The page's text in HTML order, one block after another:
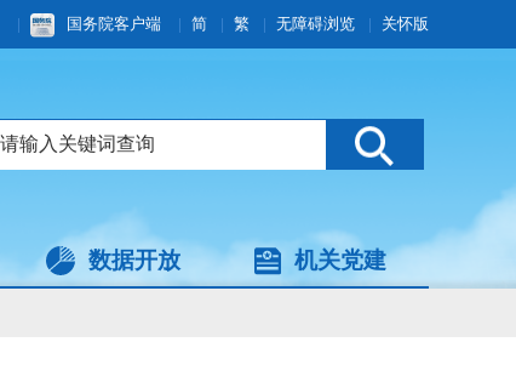
| 国务院客户端 | 简 | 繁 | 无障碍浏览 | 关怀版
数据开放 机关党建